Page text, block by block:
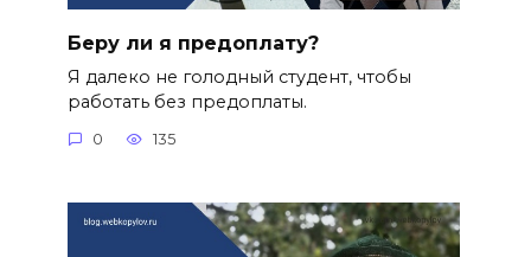
Беру ли я предоплату?
Я далеко не голодный студент, чтобы
работать без предоплаты.
0 135